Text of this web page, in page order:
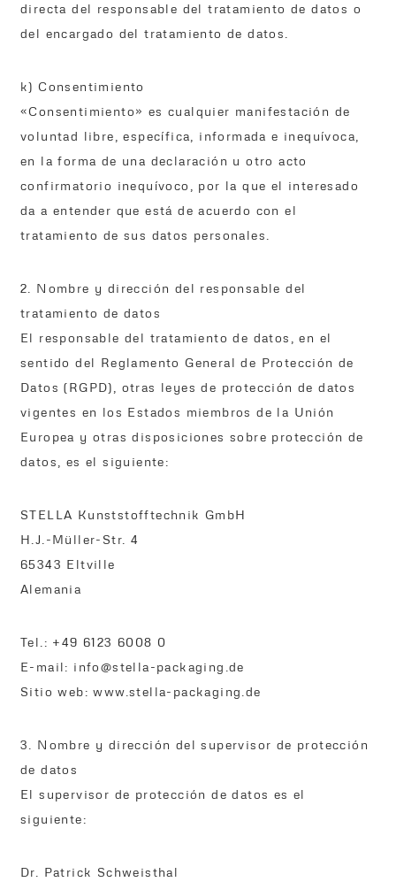
directa del responsable del tratamiento de datos o
del encargado del tratamiento de datos.
k) Consentimiento
«Consentimiento» es cualquier manifestación de
voluntad libre, específica, informada e inequívoca,
en la forma de una declaración u otro acto
confirmatorio inequívoco, por la que el interesado
da a entender que está de acuerdo con el
tratamiento de sus datos personales.
2. Nombre y dirección del responsable del
tratamiento de datos
El responsable del tratamiento de datos, en el
sentido del Reglamento General de Protección de
Datos (RGPD), otras leyes de protección de datos
vigentes en los Estados miembros de la Unión
Europea y otras disposiciones sobre protección de
datos, es el siguiente:
STELLA Kunststofftechnik GmbH
H.J.-Müller-Str. 4
65343 Eltville
Alemania
Tel.: +49 6123 6008 0
E-mail: info@stella-packaging.de
Sitio web: www.stella-packaging.de
3. Nombre y dirección del supervisor de protección
de datos
El supervisor de protección de datos es el
siguiente:
Dr. Patrick Schweisthal